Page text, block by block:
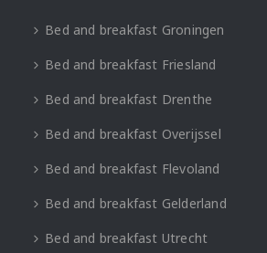
Bed and breakfast Groningen
Bed and breakfast Friesland
Bed and breakfast Drenthe
Bed and breakfast Overijssel
Bed and breakfast Flevoland
Bed and breakfast Gelderland
Bed and breakfast Utrecht